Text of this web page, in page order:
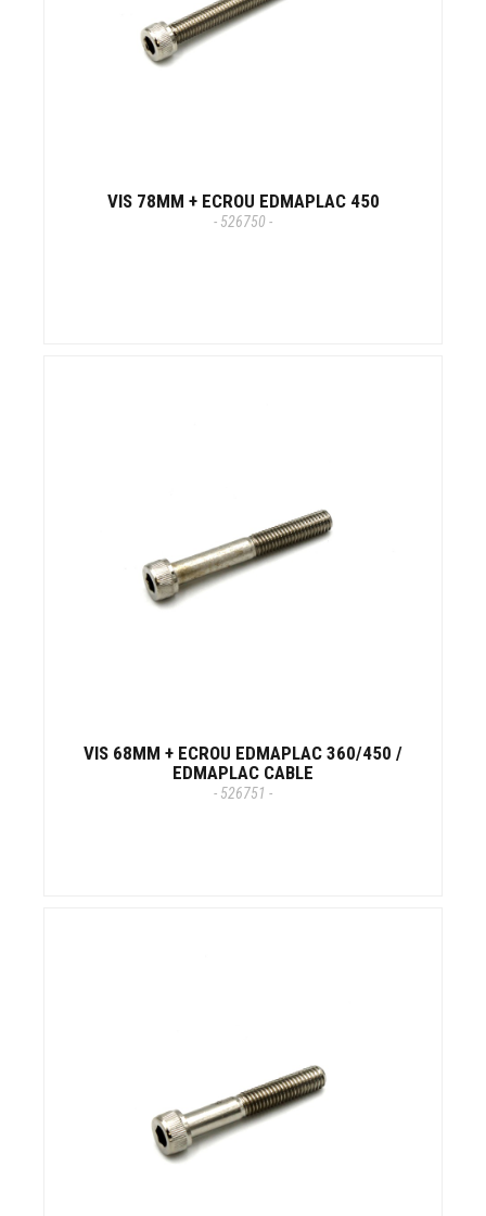
VIS 78MM + ECROU EDMAPLAC 450
- 526750 -
VIS 68MM + ECROU EDMAPLAC 360/450 /
EDMAPLAC CABLE
- 526751 -